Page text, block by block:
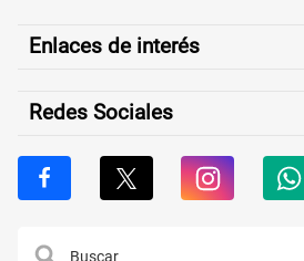
Enlaces de interés
Redes Sociales